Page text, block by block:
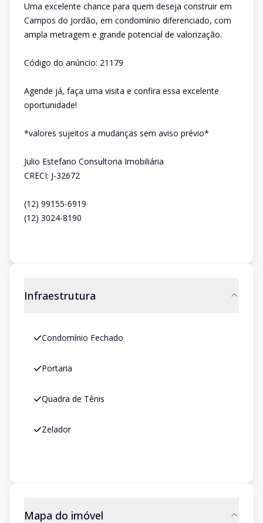
Uma excelente chance para quem deseja construir em
Campos do Jordão, em condomínio diferenciado, com
ampla metragem e grande potencial de valorização.
Código do anúncio: 21179
Agende já, faça uma visita e confira essa excelente
oportunidade!
*valores sujeitos a mudanças sem aviso prévio*
Julio Estefano Consultoria Imobiliária
CRECI: J-32672
(12) 99155-6919
(12) 3024-8190
Infraestrutura
Condomínio Fechado
Portaria
Quadra de Tênis
Zelador
Mapa do imóvel